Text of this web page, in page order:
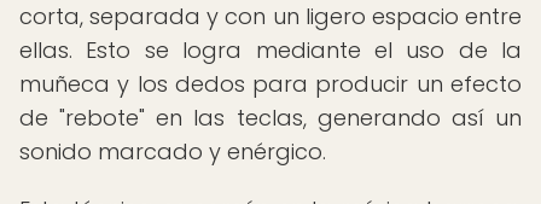
corta, separada y con un ligero espacio entre
ellas. Esto se logra mediante el uso de la
muñeca y los dedos para producir un efecto
de "rebote" en las teclas, generando así un
sonido marcado y enérgico.